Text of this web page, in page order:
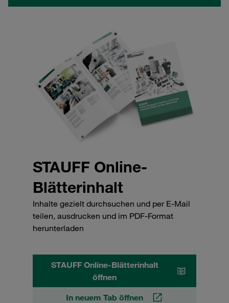
STAUFF Online-
Blätterinhalt
Inhalte gezielt durchsuchen und per E-Mail
teilen, ausdrucken und im PDF-Format
herunterladen
STAUFF Online-Blätterinhalt
öffnen
In neuem Tab öffnen